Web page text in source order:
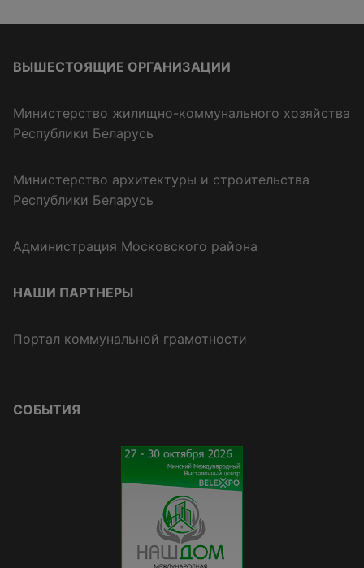
ВЫШЕСТОЯЩИЕ ОРГАНИЗАЦИИ
Министерство жилищно-коммунального хозяйства
Республики Беларусь
Министерство архитектуры и строительства
Республики Беларусь
Администрация Московского района
НАШИ ПАРТНЕРЫ
Портал коммунальной грамотности
СОБЫТИЯ